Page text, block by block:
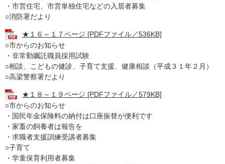
・市営住宅、市営単独住宅などの入居者募集
○消防署だより
★１６～１７ページ [PDFファイル／536KB]
○市からのお知らせ
・非常勤嘱託職員採用試験
○相談、こどもの健診、子育て支援、健康相談（平成３１年２月）
○高梁警察署だより
★１８～１９ページ [PDFファイル／579KB]
○市からのお知らせ
・国民年金保険料の納付は口座振替が便利です
・家畜の飼養者は報告を
・求職者支援訓練受講者募集
○子育て
・学童保育利用者募集